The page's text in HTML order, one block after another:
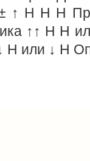
↑ Н Н Н
↑↑ Н Н
Н или ↓ Н